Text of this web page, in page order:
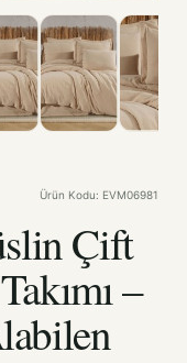
Ürün Kodu: EVM06981
Çift
–